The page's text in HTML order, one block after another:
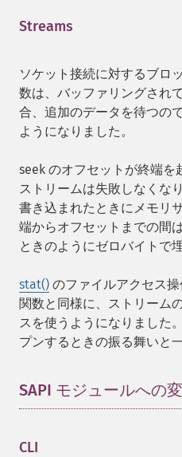
Streams
ソケット接続に対するブロ
数は、バッファリングされ
合、追加のデータを待つの
ようになりました。
seek のオフセットが終端
ストリームは失敗しなくな
書き込まれたときにメモリ
端からオフセットまでの間
ときのようにゼロバイトで
stat() のファイルアクセス操
関数と同様に、ストリーム
スを使うようになりました
プンするときの振る舞いと
SAPI モジュールへの
CLI